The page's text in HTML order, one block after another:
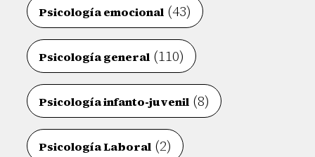
Psicología emocional (43)
Psicología general (110)
Psicología infanto-juvenil (8)
Psicología Laboral (2)